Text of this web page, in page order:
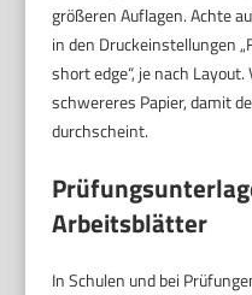
größeren Auflagen. Achte
in den Druckeinstellungen
short edge“, je nach
schwereres Papier, damit
durchscheint.
Arbeitsblätter
In Schulen und bei